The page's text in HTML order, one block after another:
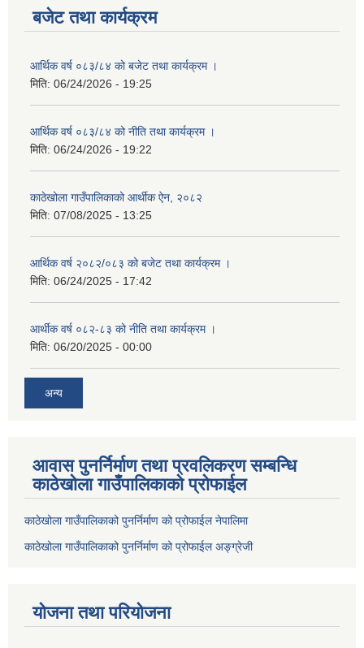
बजेट तथा कार्यक्रम
आर्थिक वर्ष ०८३/८४ को बजेट तथा कार्यक्रम ।
मिति: 06/24/2026 - 19:25
आर्थिक वर्ष ०८३/८४ को नीति तथा कार्यक्रम ।
मिति: 06/24/2026 - 19:22
काठेखोला गाउँपालिकाको आर्थीक ऐन, २०८२
मिति: 07/08/2025 - 13:25
आर्थिक वर्ष २०८२/०८३ को बजेट तथा कार्यक्रम ।
मिति: 06/24/2025 - 17:42
आर्थीक वर्ष ०८२-८३ को नीति तथा कार्यक्रम ।
मिति: 06/20/2025 - 00:00
अन्य
आवास पुनर्निर्माण तथा प्रवलिकरण सम्बन्धि
काठेखोला गाउँपालिकाको प्रोफाईल
काठेखोला गाउँपालिकाको पुनर्निर्माण को प्रोफाईल नेपालिमा
काठेखोला गाउँपालिकाको पुनर्निर्माण को प्रोफाईल अङ्ग्रेजी
योजना तथा परियोजना